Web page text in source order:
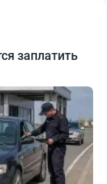
заплатить